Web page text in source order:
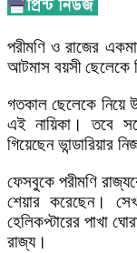
পরীমণি ও রাজের
আটমাস বয়সী ছেলেকে
গতকাল ছেলেকে নিয়ে
এই নায়িকা। তবে
গিয়েছেন ভান্ডারিয়ার
ফেসবুকে পরীমণি
শেয়ার করেছেন।
হেলিকপ্টারের পাখা
রাজ্য।